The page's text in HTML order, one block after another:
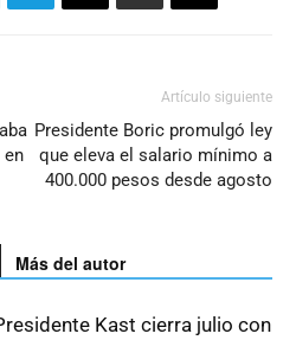
en
Artículo siguiente
Presidente Boric promulgó ley
que eleva el salario mínimo a
400.000 pesos desde agosto
Más del autor
Kast cierra julio con